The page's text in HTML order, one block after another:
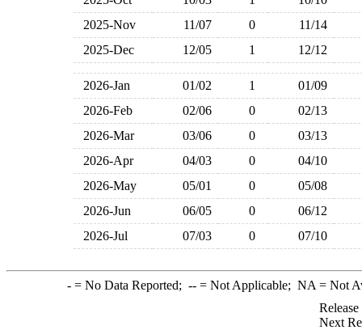
2025-Nov
11/07 0
11/14
2025-Dec
12/05 1 12/12
2026-Jan 01/02 1
01/09
2026-Feb
02/06 0
02/13
2026-Mar
03/06 0
03/13
2026-Apr
04/03 0
04/10
2026-May
05/01 0
05/08
2026-Jun
06/05 0
06/12
2026-Jul
07/03 0 07/10
-= No Data Reported; --= Not Applicable; NA = Not
Next